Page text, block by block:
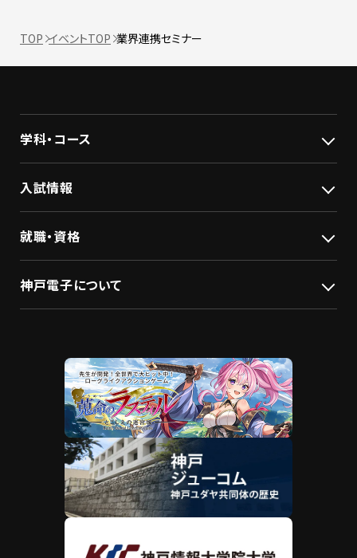
TOP イベントTOP 業界連携セミナー
学科・コース
入試情報
就職・資格
神戸電子について